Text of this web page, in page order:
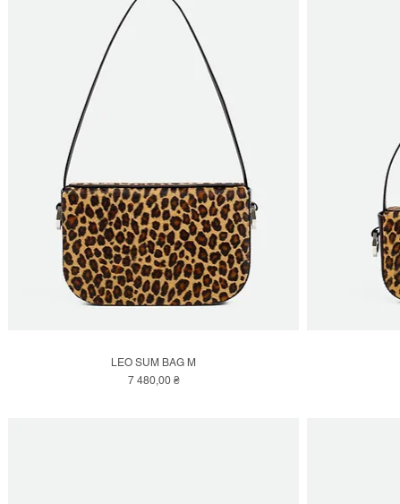
Швидкий перегляд
LEO SUM BAG M
Ціна
7 480,00 ₴